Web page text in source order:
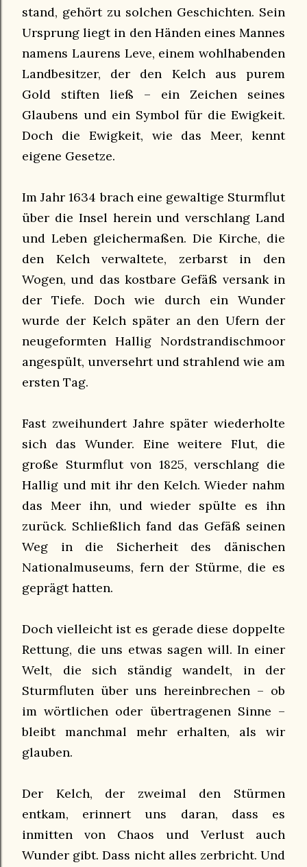
stand, gehört zu solchen Geschichten. Sein
Ursprung liegt in den Händen eines Mannes
namens Laurens Leve, einem wohlhabenden
Landbesitzer, der den Kelch aus purem
Gold stiften ließ – ein Zeichen seines
Glaubens und ein Symbol für die Ewigkeit.
Doch die Ewigkeit, wie das Meer, kennt
eigene Gesetze.
Im Jahr 1634 brach eine gewaltige Sturmflut
über die Insel herein und verschlang Land
und Leben gleichermaßen. Die Kirche, die
den Kelch verwaltete, zerbarst in den
Wogen, und das kostbare Gefäß versank in
der Tiefe. Doch wie durch ein Wunder
wurde der Kelch später an den Ufern der
neugeformten Hallig Nordstrandischmoor
angespült, unversehrt und strahlend wie am
ersten Tag.
Fast zweihundert Jahre später wiederholte
sich das Wunder. Eine weitere Flut, die
große Sturmflut von 1825, verschlang die
Hallig und mit ihr den Kelch. Wieder nahm
das Meer ihn, und wieder spülte es ihn
zurück. Schließlich fand das Gefäß seinen
Weg in die Sicherheit des dänischen
Nationalmuseums, fern der Stürme, die es
geprägt hatten.
Doch vielleicht ist es gerade diese doppelte
Rettung, die uns etwas sagen will. In einer
Welt, die sich ständig wandelt, in der
Sturmfluten über uns hereinbrechen – ob
im wörtlichen oder übertragenen Sinne –
bleibt manchmal mehr erhalten, als wir
glauben.
Der Kelch, der zweimal den Stürmen
entkam, erinnert uns daran, dass es
inmitten von Chaos und Verlust auch
Wunder gibt. Dass nicht alles zerbricht. Und